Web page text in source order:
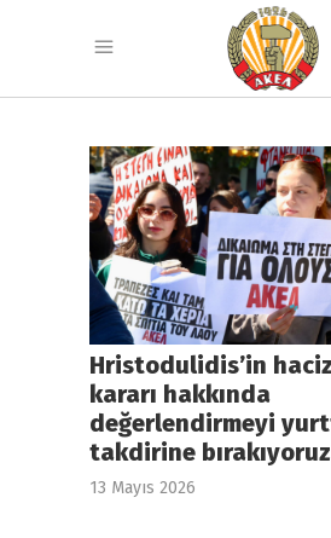
Hristodulidis’in
kararı hakkında
değerlendirmeyi
takdirine bırakıyoruz
13 Mayıs 2026